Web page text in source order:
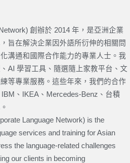
創辦於 2014 年，是亞洲企業
旨在解決企業因外語所衍伸的相關問
溝通和國際合作能力的專業人士。我
AI 學習工具、隨選隨上家教平台、文
等專業服務。這些年來，我們的合作
、IKEA、Mercedes-Benz、台積
Language Network) is the
services and training for Asian
the language-related challenges
our clients in becoming